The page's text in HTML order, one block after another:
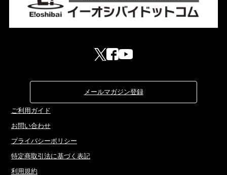
メールマガジン登録
ご利用ガイド
お問い合わせ
プライバシーポリシー
特定商取引法に基づく表記
利用規約